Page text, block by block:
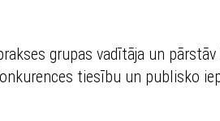
grupas vadītāja un
tiesību un publisko